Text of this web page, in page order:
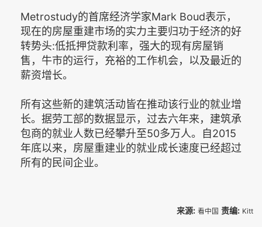
Metrostudy的首席经济学家Mark Boud表示，
现在的房屋重建市场的实力主要归功于经济的好
转势头:低抵押贷款利率，强大的现有房屋销
售，牛市的运行，充裕的工作机会，以及最近的
薪资增长。
所有这些新的建筑活动皆在推动该行业的就业增
长。据劳工部的数据显示，过去六年来，建筑承
包商的就业人数已经攀升至50多万人。自2015
年底以来，房屋重建业的就业成长速度已经超过
所有的民间企业。
来源: 看中国 责编: Kitt